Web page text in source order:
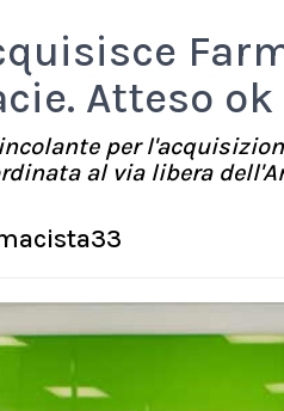
Atteso
per
al via libera